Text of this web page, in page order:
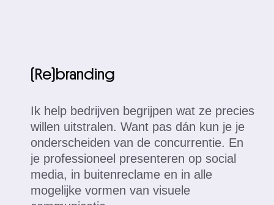
(Re)branding
Ik help bedrijven begrijpen wat ze precies
willen uitstralen. Want pas dán kun je je
onderscheiden van de concurrentie. En
je professioneel presenteren op social
media, in buitenreclame en in alle
mogelijke vormen van visuele